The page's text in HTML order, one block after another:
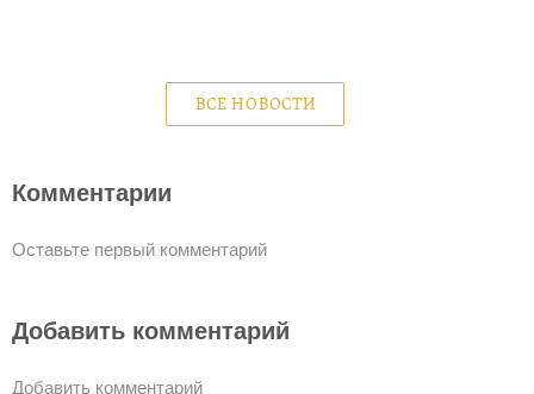
ВСЕ НОВОСТИ
Комментарии
Оставьте первый комментарий
Добавить комментарий
Добавить комментарий